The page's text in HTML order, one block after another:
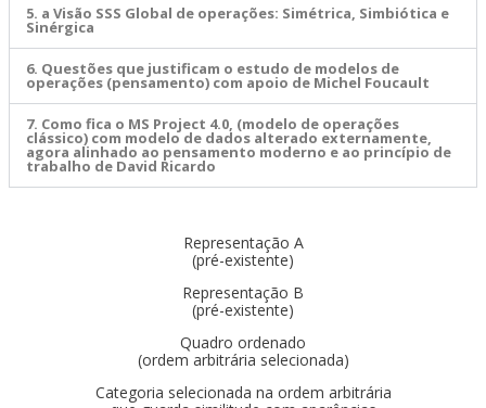
5. a Visão SSS Global de operações: Simétrica, Simbiótica e
Sinérgica
6. Questões que justificam o estudo de modelos de
operações (pensamento) com apoio de Michel Foucault
7. Como fica o MS Project 4.0, (modelo de operações
clássico) com modelo de dados alterado externamente,
agora alinhado ao pensamento moderno e ao princípio de
trabalho de David Ricardo
Representação A
(pré-existente)
Representação B
(pré-existente)
Quadro ordenado
(ordem arbitrária selecionada)
Categoria selecionada na ordem arbitrária